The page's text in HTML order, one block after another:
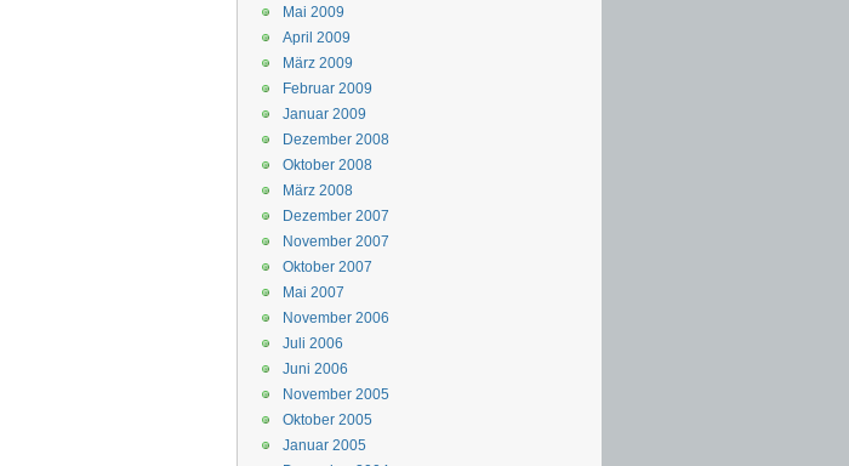
Mai 2009
April 2009
März 2009
Februar 2009
Januar 2009
Dezember 2008
Oktober 2008
März 2008
Dezember 2007
November 2007
Oktober 2007
Mai 2007
November 2006
Juli 2006
Juni 2006
November 2005
Oktober 2005
Januar 2005